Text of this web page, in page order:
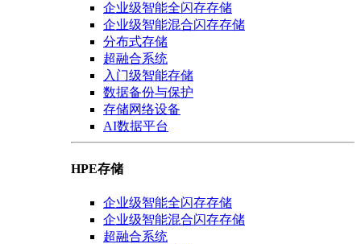
企业级智能全闪存存储
企业级智能混合闪存存储
分布式存储
超融合系统
入门级智能存储
数据备份与保护
存储网络设备
AI数据平台
HPE存储
企业级智能全闪存存储
企业级智能混合闪存存储
超融合系统